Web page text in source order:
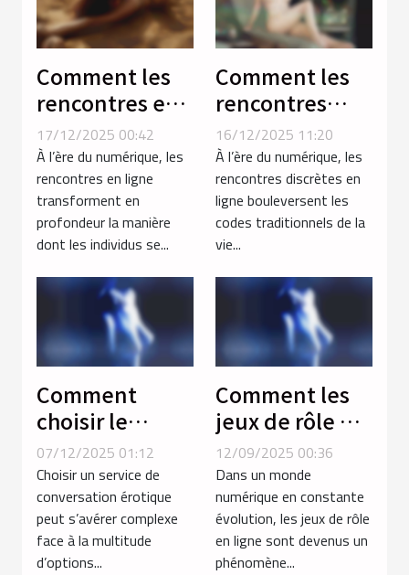
Comment les
rencontres en
ligne
renforcent les
relations
modernes ?
17/12/2025 00:42
À l’ère du numérique, les
rencontres en ligne
transforment en
profondeur la manière
dont les individus se...
Comment les
rencontres
discrètes en
ligne
influencent-
elles les
relations
16/12/2025 11:20
À l’ère du numérique, les
rencontres discrètes en
ligne bouleversent les
codes traditionnels de la
vie...
Comment
choisir le
service de
conversation
érotique
adapté à vos
besoins ?
07/12/2025 01:12
Choisir un service de
conversation érotique
peut s’avérer complexe
face à la multitude
d’options...
Comment les
jeux de rôle en
ligne
renforcent les
compétences
stratégiques ?
12/09/2025 00:36
Dans un monde
numérique en constante
évolution, les jeux de rôle
en ligne sont devenus un
phénomène...